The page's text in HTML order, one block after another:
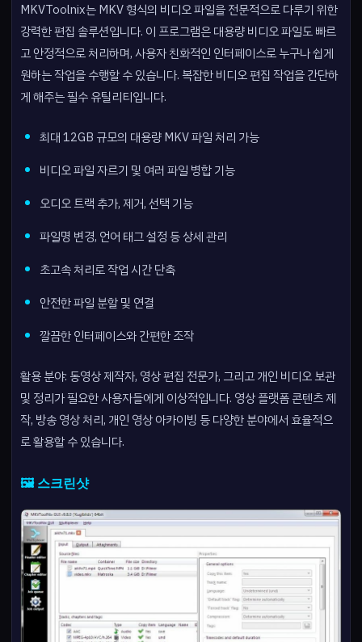
MKVToolnix는 MKV 형식의 비디오 파일을 전문적으로 다루기 위한
강력한 편집 솔루션입니다. 이 프로그램은 대용량 비디오 파일도 빠르
고 안정적으로 처리하며, 사용자 친화적인 인터페이스로 누구나 쉽게
원하는 작업을 수행할 수 있습니다. 복잡한 비디오 편집 작업을 간단하
게 해주는 필수 유틸리티입니다.
최대 12GB 규모의 대용량 MKV 파일 처리 가능
비디오 파일 자르기 및 여러 파일 병합 기능
오디오 트랙 추가, 제거, 선택 기능
파일명 변경, 언어 태그 설정 등 상세 관리
초고속 처리로 작업 시간 단축
안전한 파일 분할 및 연결
깔끔한 인터페이스와 간편한 조작
활용 분야: 동영상 제작자, 영상 편집 전문가, 그리고 개인 비디오 보관
및 정리가 필요한 사용자들에게 이상적입니다. 영상 플랫폼 콘텐츠 제
작, 방송 영상 처리, 개인 영상 아카이빙 등 다양한 분야에서 효율적으
로 활용할 수 있습니다.
🖼️ 스크린샷